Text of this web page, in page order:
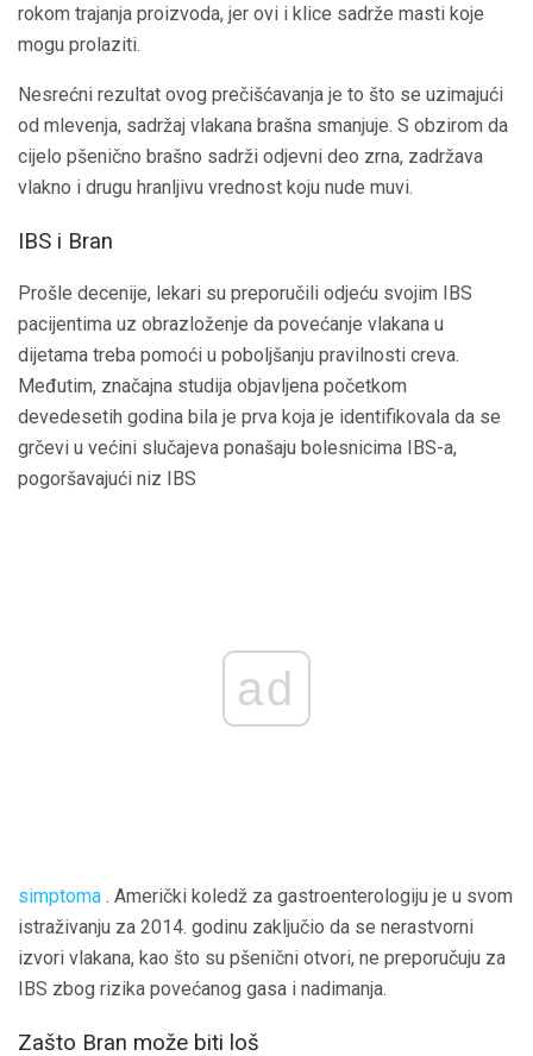
rokom trajanja proizvoda, jer ovi i klice sadrže masti koje
mogu prolaziti.
Nesrećni rezultat ovog prečišćavanja je to što se uzimajući
od mlevenja, sadržaj vlakana brašna smanjuje. S obzirom da
cijelo pšenično brašno sadrži odjevni deo zrna, zadržava
vlakno i drugu hranljivu vrednost koju nude muvi.
IBS i Bran
Prošle decenije, lekari su preporučili odjeću svojim IBS
pacijentima uz obrazloženje da povećanje vlakana u
dijetama treba pomoći u poboljšanju pravilnosti creva.
Međutim, značajna studija objavljena početkom
devedesetih godina bila je prva koja je identifikovala da se
grčevi u većini slučajeva ponašaju bolesnicima IBS-a,
pogoršavajući niz IBS
ad
simptoma . Američki koledž za gastroenterologiju je u svom
istraživanju za 2014. godinu zaključio da se nerastvorni
izvori vlakana, kao što su pšenični otvori, ne preporučuju za
IBS zbog rizika povećanog gasa i nadimanja.
Zašto Bran može biti loš